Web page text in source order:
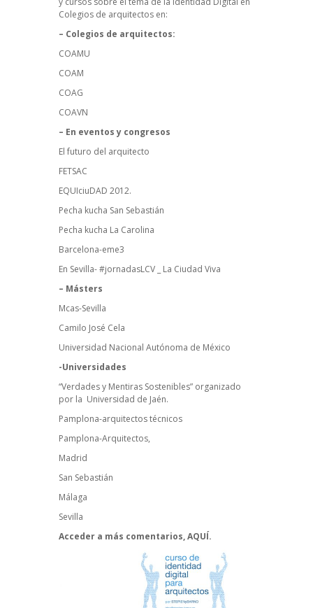
Colegios de arquitectos en:
– Colegios de arquitectos:
COAMU
COAM
COAG
COAVN
– En eventos y congresos
El futuro del arquitecto
FETSAC
EQUIciuDAD 2012.
Pecha kucha San Sebastián
Pecha kucha La Carolina
Barcelona-eme3
En Sevilla-#jornadasLCV _ La Ciudad Viva
– Másters
Mcas-Sevilla
Camilo José Cela
Universidad Nacional Autónoma de México
-Universidades
“Verdades y Mentiras Sostenibles” organizado
por la Universidad de Jaén.
Pamplona-arquitectos técnicos
Pamplona-Arquitectos,
Madrid
San Sebastián
Málaga
Sevilla
Acceder a más comentarios,AQUÍ.